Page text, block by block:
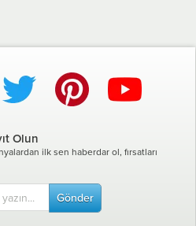
Olun
ilk sen haberdar ol, fırsatları
Gönder